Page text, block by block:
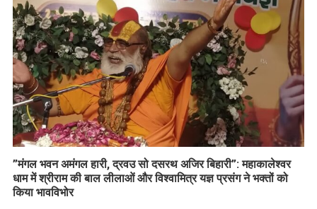
​”मंगल भवन अमंगल हारी, द्रवउ सो दसरथ अजिर बिहारी”: महाकालेश्वर
धाम में श्रीराम की बाल लीलाओं और विश्वामित्र यज्ञ प्रसंग ने भक्तों को
किया भावविभोर